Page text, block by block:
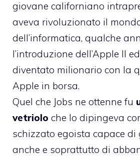
giovane californiano
aveva rivoluzionato il
dell’informatica, qualche
l’introduzione dell’Apple II
diventato milionario con la
Apple in borsa.
Quel che Jobs ne ottenne fu
vetriolo che lo dipingeva
schizzato egoista capace di
anche e soprattutto di